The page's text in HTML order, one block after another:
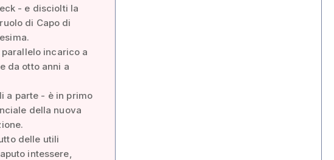
- e disciolti la
di Capo di
incarico a
da otto anni a
a parte - è in primo
della nuova
delle utili
intessere,